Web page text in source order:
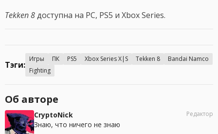
Tekken 8доступна на PC, PS5 и Xbox Series.
Тэги:
Игры ПК PS5 Xbox Series X|S Tekken 8
Bandai Namco
Fighting
Об авторе
CryptoNick
Знаю, что ничего не знаю
Редактор